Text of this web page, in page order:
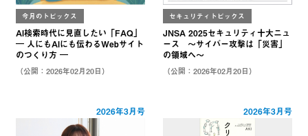
今月のトピックス
AI検索時代に見直したい「FAQ」
― 人にもAIにも伝わるWebサイト
のつくり方 ―
（公開：2026年02月20日）
セキュリティトピックス
JNSA 2025セキュリティ十大ニュ
ース ～サイバー攻撃は「災害」
の領域へ～
（公開：2026年02月20日）
2026年3月号 2026年3月号